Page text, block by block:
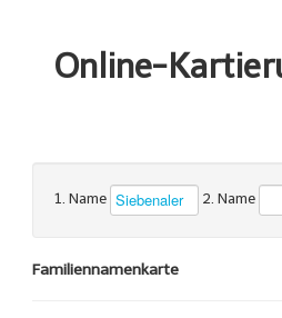
Online-
1. Name 2. Name
Familiennamenkarte